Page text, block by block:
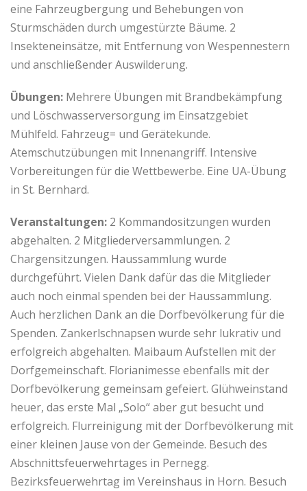
eine Fahrzeugbergung und Behebungen von
Sturmschäden durch umgestürzte Bäume. 2
Insekteneinsätze, mit Entfernung von Wespennestern
und anschließender Auswilderung.
Übungen: Mehrere Übungen mit Brandbekämpfung
und Löschwasserversorgung im Einsatzgebiet
Mühlfeld. Fahrzeug= und Gerätekunde.
Atemschutzübungen mit Innenangriff. Intensive
Vorbereitungen für die Wettbewerbe. Eine UA-Übung
in St. Bernhard.
Veranstaltungen: 2 Kommandositzungen wurden
abgehalten. 2 Mitgliederversammlungen. 2
Chargensitzungen. Haussammlung wurde
durchgeführt. Vielen Dank dafür das die Mitglieder
auch noch einmal spenden bei der Haussammlung.
Auch herzlichen Dank an die Dorfbevölkerung für die
Spenden. Zankerlschnapsen wurde sehr lukrativ und
erfolgreich abgehalten. Maibaum Aufstellen mit der
Dorfgemeinschaft. Florianimesse ebenfalls mit der
Dorfbevölkerung gemeinsam gefeiert. Glühweinstand
heuer, das erste Mal „Solo“ aber gut besucht und
erfolgreich. Flurreinigung mit der Dorfbevölkerung mit
einer kleinen Jause von der Gemeinde. Besuch des
Abschnittsfeuerwehrtages in Pernegg.
Bezirksfeuerwehrtag im Vereinshaus in Horn. Besuch